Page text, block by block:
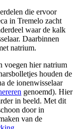
die ervoor
in Tremelo zacht
waar de kalk
Daarbinnen
natrium.
voegen hier natrium
houden de
de ionenwisselaar
genoemd). Hier
in beeld. Met dit
door in
van de